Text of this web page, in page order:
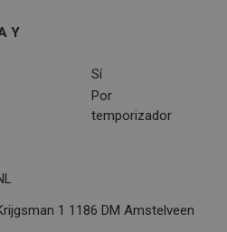
Y
Sí
Por
temporizador
1 1186 DM Amstelveen